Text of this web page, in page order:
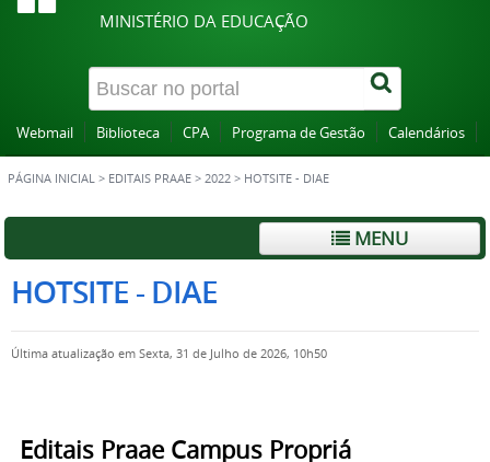
MINISTÉRIO DA EDUCAÇÃO
Webmail Biblioteca CPA Programa de Gestão Calendários
PÁGINA INICIAL > EDITAIS PRAAE > 2022 > HOTSITE - DIAE
MENU
HOTSITE - DIAE
Última atualização em Sexta, 31 de Julho de 2026, 10h50
Editais Praae Campus Propriá